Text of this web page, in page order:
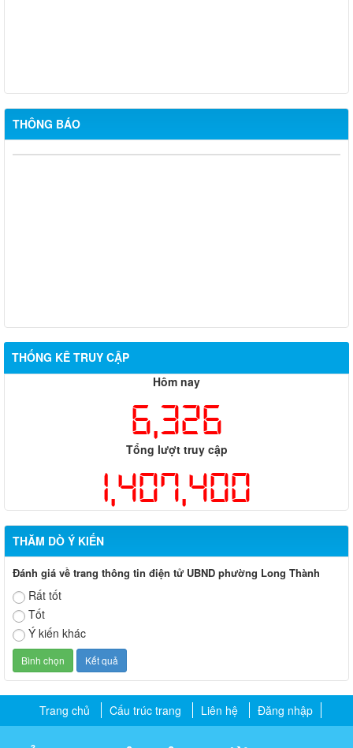
THÔNG BÁO
Niêm yết công khai dự kiến phương án giao đất ở tái định cư
cho các hộ dân dự án Cảng hàng không quốc tế Long Thành
THỐNG KÊ TRUY CẬP
Hôm nay
6,326
Tổng lượt truy cập
1,407,400
THĂM DÒ Ý KIẾN
Đánh giá về trang thông tin điện tử UBND phường Long Thành
Rất tốt
Tốt
Ý kiến khác
Trang chủ Cấu trúc trang Liên hệ Đăng nhập